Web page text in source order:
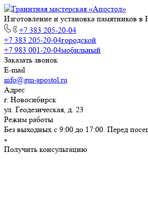
Изготовление и установка памятников в
+7 383 205-20-04
+7 383 205-20-04городской
+7 983 001-20-04мобильный
Заказать звонок
E-mail
info@gm-apostol.ru
Адрес
г. Новосибирск
ул. Геодезическая, д. 23
Режим работы
Без выходных с 9:00 до 17:00. Перед
Получить консультацию